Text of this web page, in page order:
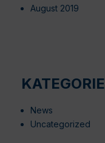
August 2019
KATEGORIE
News
Uncategorized